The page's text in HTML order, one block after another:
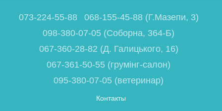
073-224-55-88
068-155-45-88 (Г.Мазепи, 3)
098-380-07-05 (Соборна, 364-Б)
067-360-28-82 (Д. Галицького, 16)
067-361-50-55 (грумінг-салон)
095-380-07-05 (ветеринар)
Контакты